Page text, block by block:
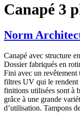
Canapé 3
Norm
Canapé avec structure
Dossier fabriqués en
Fini avec un
filtres UV qui le rendent
finitions utilisées sont à
grâce à une grande
d’utilisation. Tampons